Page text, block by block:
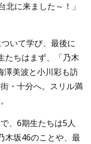
に来ました～！」
いて学び、最後に
たちはまず、「乃木
澤美波と小川彩も訪
・十分へ。スリル満
、6期生たちは5人
木坂46のことや、最